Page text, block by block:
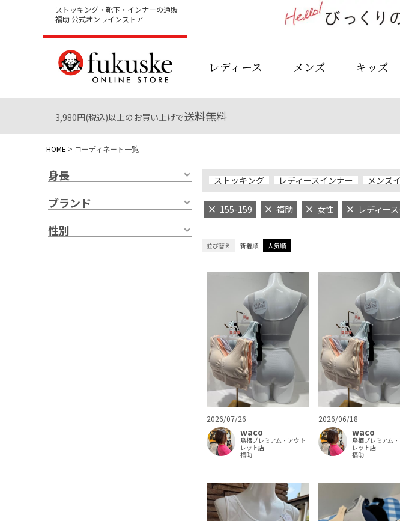
ストッキング・靴下・インナーの通販
福助 公式オンラインストア
レディース メンズ キッズ
3,980円(税込)以上のお買い上げで送料無料
HOME コーディネート一覧
身長
ブランド
性別
ストッキング レディースインナー メンズ
155-159 福助 女性 レディー
並び替え 新着順 人気順
2026/07/26
waco
鳥栖プレミアム・アウト
レット店
福助
2026/06/18
waco
鳥栖プレミアム
レット店
福助